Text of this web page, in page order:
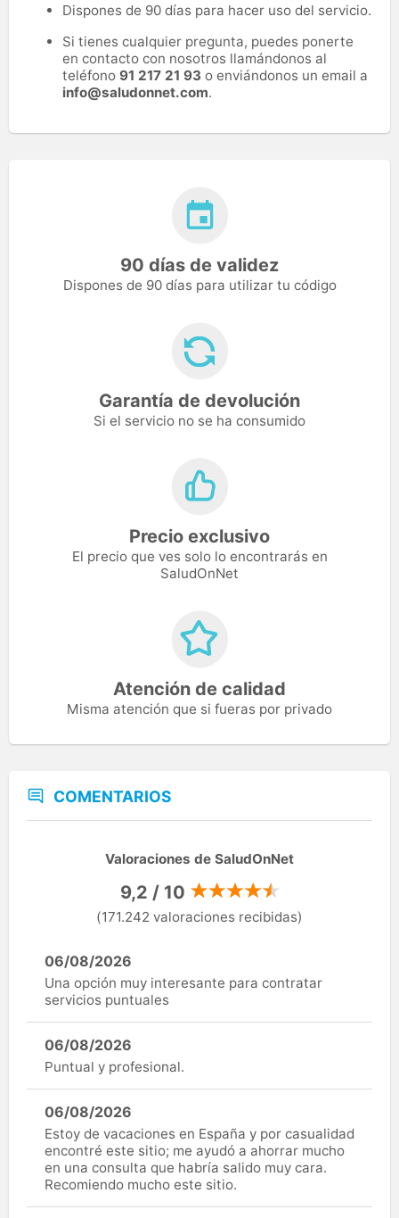
Dispones de 90 días para hacer uso del servicio.
Si tienes cualquier pregunta, puedes ponerte
en contacto con nosotros llamándonos al
teléfono 91 217 21 93 o enviándonos un email a
info@saludonnet.com.
90 días de validez
Dispones de 90 días para utilizar tu código
Garantía de devolución
Si el servicio no se ha consumido
Precio exclusivo
El precio que ves solo lo encontrarás en
SaludOnNet
Atención de calidad
Misma atención que si fueras por privado
COMENTARIOS
Valoraciones de SaludOnNet
9,2 / 10
(171.242 valoraciones recibidas)
06/08/2026
Una opción muy interesante para contratar
servicios puntuales
06/08/2026
Puntual y profesional.
06/08/2026
Estoy de vacaciones en España y por casualidad
encontré este sitio; me ayudó a ahorrar mucho
en una consulta que habría salido muy cara.
Recomiendo mucho este sitio.